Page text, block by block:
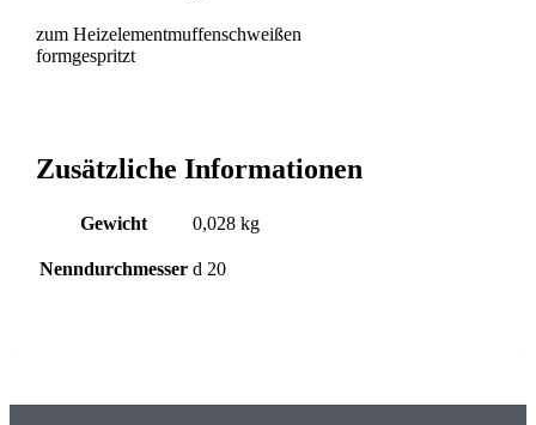
zum Heizelementmuffenschweißen
formgespritzt
Zusätzliche Informationen
Gewicht 0,028 kg
Nenndurchmesser d 20